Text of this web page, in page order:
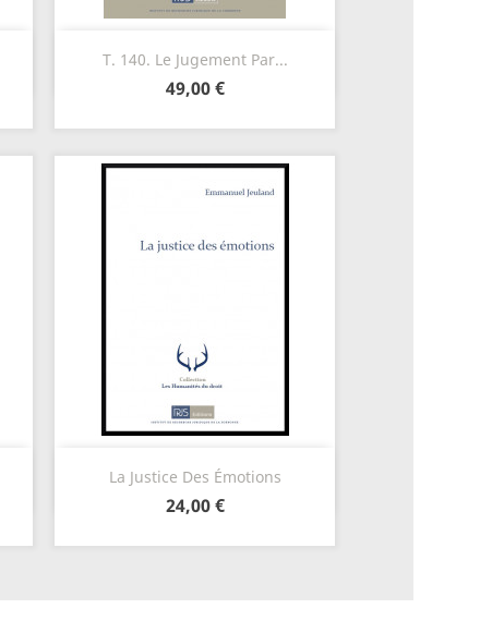
T. 140. Le Jugement Par...
49,00 €
 Aperçu rapide
La Justice Des Émotions
24,00 €
 Aperçu rapide